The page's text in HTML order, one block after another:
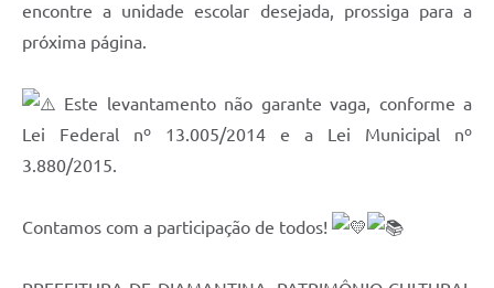
encontre a unidade escolar desejada, prossiga para a
próxima página.
Este levantamento não garante vaga, conforme a
Lei Federal nº 13.005/2014 e a Lei Municipal nº
3.880/2015.
Contamos com a participação de todos!